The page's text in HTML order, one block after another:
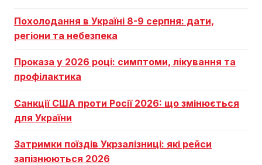
Похолодання в Україні 8-9 серпня: дати,
регіони та небезпека
Проказа у 2026 році: симптоми, лікування та
профілактика
Санкції США проти Росії 2026: що змінюється
для України
Затримки поїздів Укрзалізниці: які рейси
запізнюються 2026